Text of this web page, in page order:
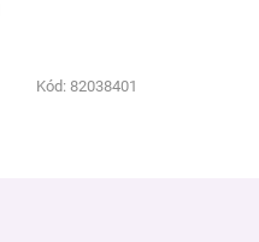
Kód: 82038401